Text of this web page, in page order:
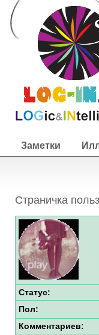
Заметки
Страничка
Статус:
Пол:
Комментариев: